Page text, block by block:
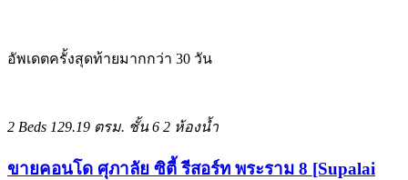
อัพเดตครั้งสุดท้ายมากกว่า 30 วัน
2 Beds 129.19 ตรม. ชั้น 6 2 ห้องน้ำ
ขายคอนโด ศุภาลัย ซิตี้ รีสอร์ท พระราม 8 [Supalai